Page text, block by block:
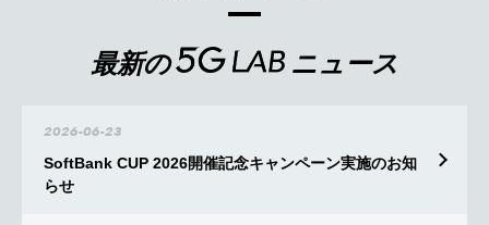
最新の ニュース
2026-06-23
SoftBank CUP 2026開催記念キャンペーン実施のお知
らせ